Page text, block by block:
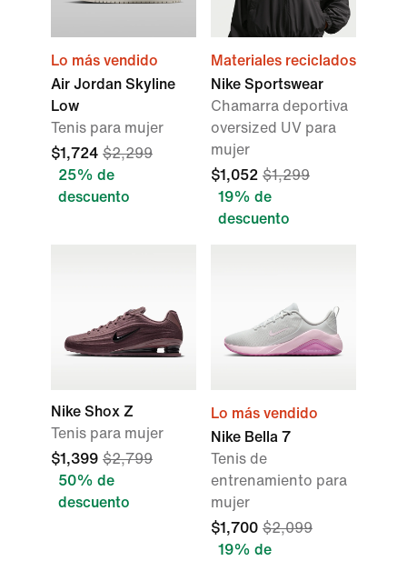
Lo más vendido
Air Jordan Skyline
Low
Tenis para mujer
$1,724 $2,299
25% de
descuento
Materiales reciclados
Nike Sportswear
Chamarra deportiva
oversized UV para
mujer
$1,052 $1,299
19% de
descuento
Nike Shox Z
Tenis para mujer
$1,399 $2,799
50% de
descuento
Lo más vendido
Nike Bella 7
Tenis de
entrenamiento para
mujer
$1,700 $2,099
19% de